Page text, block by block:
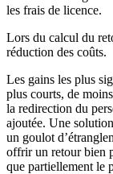
les frais de licence.
Lors du calcul du
réduction des coûts.
Les gains les plus
plus courts, de
la redirection du
ajoutée. Une
un goulot
offrir un retour bien
que partiellement le